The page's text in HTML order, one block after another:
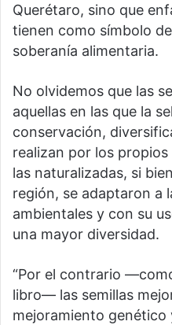
Querétaro, sino que
tienen como símbolo
soberanía alimentaria.
No olvidemos que las
aquellas en las que la
conservación,
realizan por los
las naturalizadas, si
región, se adaptaron a
ambientales y con su
una mayor diversidad.
“Por el contrario
libro— las semillas
mejoramiento genético